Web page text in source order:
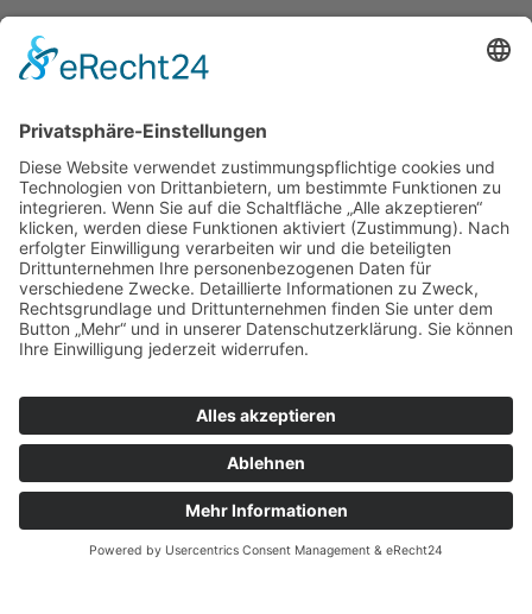
Unser
Team
Bei HarzOptics GmbH steht unser Team im Mittelpunkt
unseres Erfolgs. Wir sind stolz auf unsere engagierten
und hochqualifizierten Mitarbeiter, die täglich daran
arbeiten, innovative Lösungen und Dienstleistungen für
unsere Kunden zu entwickeln.